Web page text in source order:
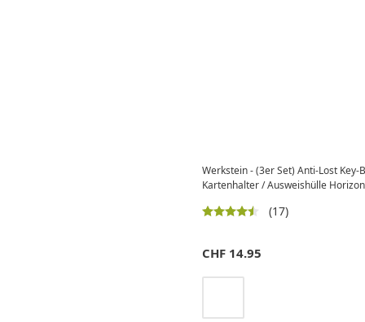
Werkstein - (3er Set) Anti-Lost
Kartenhalter / Ausweishülle
(17)
CHF 14.95